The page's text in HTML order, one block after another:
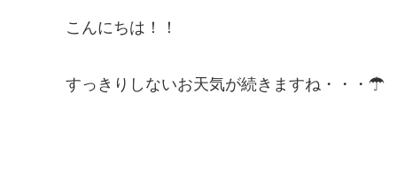
こんにちは！！
すっきりしないお天気が続きますね・・・☂